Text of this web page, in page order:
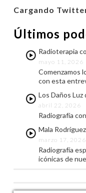
Cargando
Últimos
Radioterapia
mayo 11, 2026
Comenzamos
con esta
Los Daños Luz
abril 22, 2026
Radiografía
Mala Rodríguez
marzo 17, 2026
Radiografía
icónicas de